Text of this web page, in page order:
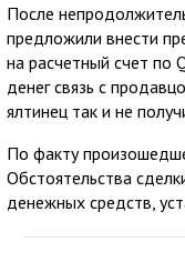
После
предложили внести
на расчетный счет по
денег связь с
ялтинец так и не
По факту
Обстоятельства
денежных средств,